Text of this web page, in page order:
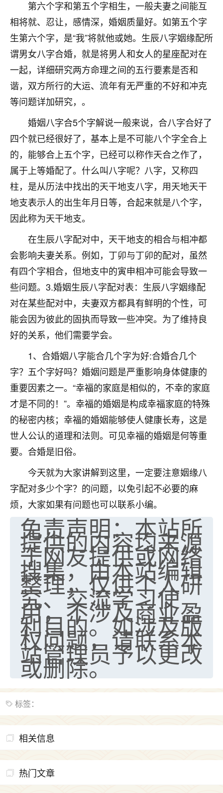
第六个字和第五个字相生，一般夫妻之间能互
相将就、忍让，感情深，婚姻质量好。如第五个字
生第六个字，是“我”将就他或她。生辰八字姻缘配所
谓男女八字合婚，就是将男人和女人的星座配对在
一起，详细研究两方命理之间的五行要素是否和
谐，双方所行的大运、流年有无严重的不好和冲克
等问题详加研究，。
婚姻八字合5个字解说一般来说，合八字合好了
四个就已经很好了，基本上是不可能八个字全合上
的，能够合上五个字，已经可以称作天合之作了，
属于上等婚配了。什么叫八字呢？八字，又称四
柱，是从历法中找出的天干地支八字，用天地天干
地支表示人的出生年月日等，合起来就是八个字，
因此称为天干地支。
在生辰八字配对中，天干地支的相合与相冲都
会影响夫妻关系。例如，丁卯与丁卯的配对，虽然
有四个字相合，但地支中的寅申相冲可能会导致一
些问题。3.婚姻生辰八字配对表：生辰八字姻缘配
对在某些配对中，夫妻双方都具有鲜明的个性，可
能会因为彼此的固执而导致一些冲突。为了维持良
好的关系，他们需要学会。
1、合婚姻八字能合几个字为好:合婚合几个
字？五个字好吗？婚姻问题是严重影响身体健康的
重要因素之一。“幸福的家庭是相似的，不幸的家庭
才是不同的！”。幸福的婚姻是构成幸福家庭的特殊
的秘密内核；幸福的婚姻能够使人健康长寿，这是
世人公认的道理和法则。可见幸福的婚姻是何等重
要。合婚是旧俗。
今天就为大家讲解到这里，一定要注意姻缘八
字配对多少个字？的问题，以免引起不必要的麻
烦，大家如果有问题也可以联系小编。
免责声明：本站所
提供的内容均来源
于网友提供或网络
搜集，由本站编辑
整理，仅供个人研
究、交流学习使
用，不涉及商业盈
利目的。如涉及版
权问题，请联系本
站管理员予以更改
或删除。
标签：
相关信息
热门文章
心心相印
我身体不太好，总是病病殃殃的，去检查又没什么大
问题，反正就是不舒服。中医西医看遍了，找不到问
题，后来无意中看到有人推荐慧来老师，跟老师聊过
之后，心情豁然开朗，也听老师建议，处理了一些因
果问题。今年以来，身体比以前好多，主要是心情好
了，老师说境随心转，现在深有体会了。
触，首先就是心态会变好，万般皆是命，半点
不由人！
1天前 来自四川 9
金白水清
我也想找老师看看，有没有人给个联系方式的啊？
鹿森：慧来老师微信：gjsy0624
1天前 来自江西 12
青春168
我也想要，我也想要！
2天前 来自山西 15
Jessica李
老师做不做超度法事？我想给我奶奶做超度，她今年
刚去世了。
七零老顽童：我母亲前年离世，刚开始我经常
做梦梦见她，后来也是朋友介绍，找到慧来老
师，安排了超度法事，做梦再也没有梦到过
了，一开始是半信半疑的，图个心安，给亡母
超度，现在看来，人不信也不行。
2天前 来自云南
优秀的张同学
老师收徒吗？？我对这些很感兴趣
2天前 来自山西 15